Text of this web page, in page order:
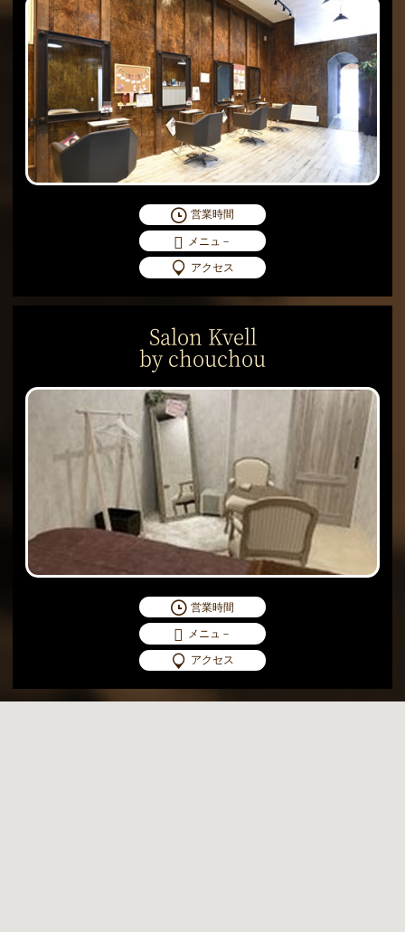
営業時間
メニュ－
アクセス
Salon Kvell
by chouchou
営業時間
メニュ－
アクセス